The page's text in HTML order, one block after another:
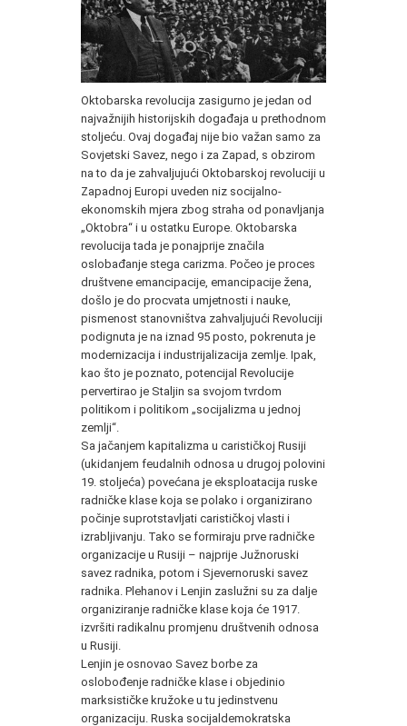
Oktobarska revolucija zasigurno je jedan od
najvažnijih historijskih događaja u prethodnom
stoljeću. Ovaj događaj nije bio važan samo za
Sovjetski Savez, nego i za Zapad, s obzirom
na to da je zahvaljujući Oktobarskoj revoluciji u
Zapadnoj Europi uveden niz socijalno-
ekonomskih mjera zbog straha od ponavljanja
„Oktobra“ i u ostatku Europe. Oktobarska
revolucija tada je ponajprije značila
oslobađanje stega carizma. Počeo je proces
društvene emancipacije, emancipacije žena,
došlo je do procvata umjetnosti i nauke,
pismenost stanovništva zahvaljujući Revoluciji
podignuta je na iznad 95 posto, pokrenuta je
modernizacija i industrijalizacija zemlje. Ipak,
kao što je poznato, potencijal Revolucije
pervertirao je Staljin sa svojom tvrdom
politikom i politikom „socijalizma u jednoj
zemlji“.
Sa jačanjem kapitalizma u carističkoj Rusiji
(ukidanjem feudalnih odnosa u drugoj polovini
19. stoljeća) povećana je eksploatacija ruske
radničke klase koja se polako i organizirano
počinje suprotstavljati carističkoj vlasti i
izrabljivanju. Tako se formiraju prve radničke
organizacije u Rusiji – najprije Južnoruski
savez radnika, potom i Sjevernoruski savez
radnika. Plehanov i Lenjin zaslužni su za dalje
organiziranje radničke klase koja će 1917.
izvršiti radikalnu promjenu društvenih odnosa
u Rusiji.
Lenjin je osnovao Savez borbe za
oslobođenje radničke klase i objedinio
marksističke kružoke u tu jedinstvenu
organizaciju. Ruska socijaldemokratska